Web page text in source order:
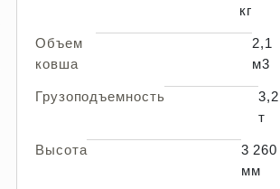
кг
Объем
ковша
2,1
м3
Грузоподъемность
3,2
т
Высота
3 260
мм